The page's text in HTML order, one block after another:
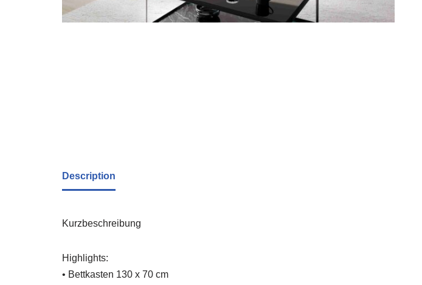
Description
Kurzbeschreibung
Highlights:
• Bettkasten 130 x 70 cm